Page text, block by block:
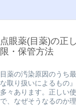
点眼薬(目薬)の正
限・保管方法
目薬の汚染原因のうち
な取り扱いによるもの
多々あります。正しい
で、なぜそうなるのか